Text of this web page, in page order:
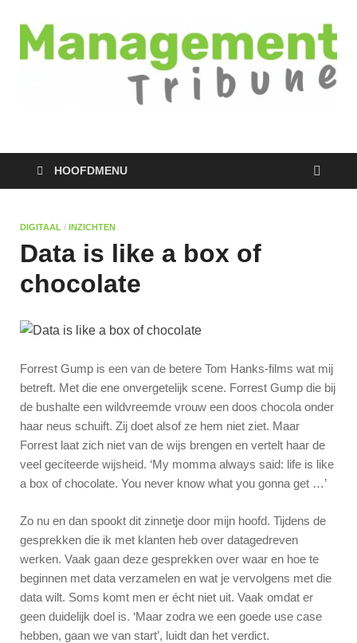
Managementtribune
HOOFDMENU
DIGITAAL / INZICHTEN
Data is like a box of
chocolate
Forrest Gump is een van de betere Tom Hanks-films wat mij
betreft. Met die ene onvergetelijk scene. Forrest Gump die bij
de bushalte een wildvreemde vrouw een doos chocola onder
haar neus schuift. Zij doet alsof ze hem niet ziet. Maar
Forrest laat zich niet van de wijs brengen en vertelt haar de
veel geciteerde wijsheid. ‘My momma always said: life is like
a box of chocolate. You never know what you gonna get …’
Zo nu en dan spookt dit zinnetje door mijn hoofd. Tijdens de
gesprekken die ik met klanten heb over datagedreven
werken. Vaak gaan deze gesprekken over waar en hoe te
beginnen met data verzamelen en wat je vervolgens met die
data wilt. Soms komt men er écht niet uit. Vaak omdat er
geen duidelijk doel is. ‘Maar zodra we een goede use case
hebben, gaan we van start’, luidt dan het verdict.